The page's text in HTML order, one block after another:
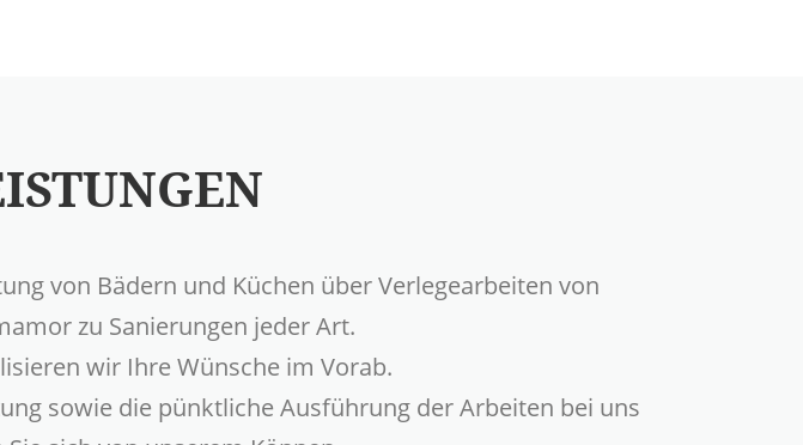
von Bädern und Küchen über Verlegearbeiten von
zu Sanierungen jeder Art.
wir Ihre Wünsche im Vorab.
sowie die pünktliche Ausführung der Arbeiten bei uns